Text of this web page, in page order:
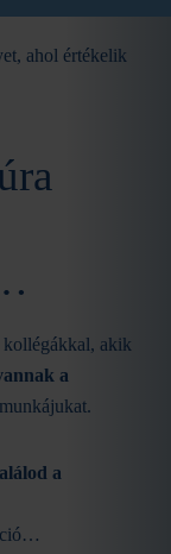
akik
a
a